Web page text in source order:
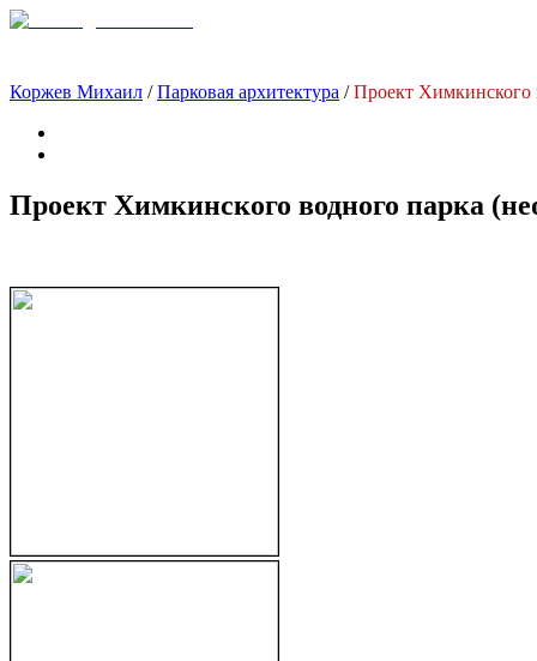
Коржев Михаил /Парковая архитектура /Проект Химкинского
Проект Химкинского водного парка